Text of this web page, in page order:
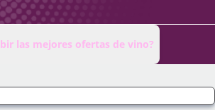
las mejores ofertas de vino?